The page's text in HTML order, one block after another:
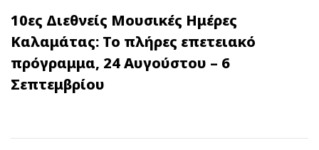
10ες Διεθνείς Μουσικές Ημέρες
Καλαμάτας: Το πλήρες επετειακό
πρόγραμμα, 24 Αυγούστου – 6
Σεπτεμβρίου